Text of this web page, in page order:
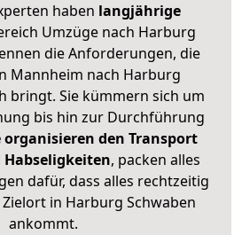
haben langjährige
Umzüge nach Harburg
die Anforderungen, die
Mannheim nach Harburg
bringt. Sie kümmern sich um
bis hin zur Durchführung
organisieren den Transport
, packen alles
dafür, dass alles rechtzeitig
in Harburg Schwaben
ankommt.